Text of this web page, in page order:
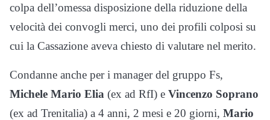
colpa dell’omessa disposizione della riduzione della
velocità dei convogli merci, uno dei profili colposi su
cui la Cassazione aveva chiesto di valutare nel merito.
Condanne anche per i manager del gruppo Fs,
Michele Mario Elia (ex ad RfI) e Vincenzo Soprano
(ex ad Trenitalia) a 4 anni, 2 mesi e 20 giorni, Mario